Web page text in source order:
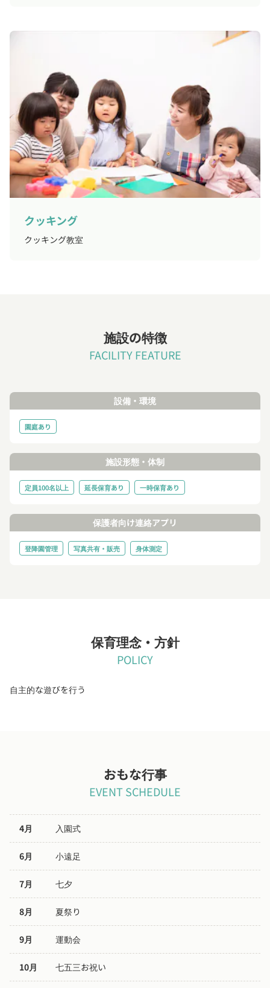
クッキング
クッキング教室
施設の特徴
FACILITY FEATURE
設備・環境
園庭あり
施設形態・体制
定員100名以上 延長保育あり 一時保育あり
保護者向け連絡アプリ
登降園管理 写真共有・販売 身体測定
保育理念・方針
POLICY
自主的な遊びを行う
おもな行事
EVENT SCHEDULE
4月 入園式
6月 小遠足
7月 七夕
8月 夏祭り
9月 運動会
10月 七五三お祝い